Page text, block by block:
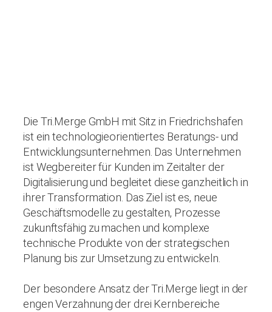
Die Tri.Merge GmbH mit Sitz in Friedrichshafen
ist ein technologieorientiertes Beratungs- und
Entwicklungsunternehmen. Das Unternehmen
ist Wegbereiter für Kunden im Zeitalter der
Digitalisierung und begleitet diese ganzheitlich in
ihrer Transformation. Das Ziel ist es, neue
Geschäftsmodelle zu gestalten, Prozesse
zukunftsfähig zu machen und komplexe
technische Produkte von der strategischen
Planung bis zur Umsetzung zu entwickeln.
Der besondere Ansatz der Tri.Merge liegt in der
engen Verzahnung der drei Kernbereiche